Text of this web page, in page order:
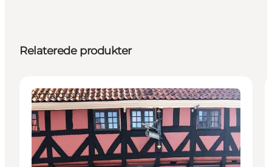
Relaterede produkter
Attraktioner